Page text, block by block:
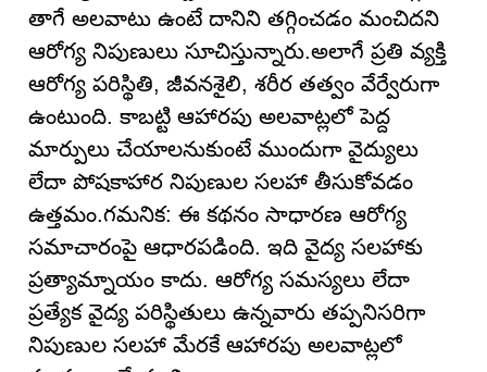
తాగే అలవాటు ఉంటే దానిని తగ్గించడం మంచిదని
ఆరోగ్య నిపుణులు సూచిస్తున్నారు.అలాగే ప్రతి వ్యక్తి
ఆరోగ్య పరిస్థితి, జీవనశైలి, శరీర తత్వం వేర్వేరుగా
ఉంటుంది. కాబట్టి ఆహారపు అలవాట్లలో పెద్ద
మార్పులు చేయాలనుకుంటే ముందుగా వైద్యులు
లేదా పోషకాహార నిపుణుల సలహా తీసుకోవడం
ఉత్తమం.గమనిక: ఈ కథనం సాధారణ ఆరోగ్య
సమాచారంపై ఆధారపడింది. ఇది వైద్య సలహాకు
ప్రత్యామ్నాయం కాదు. ఆరోగ్య సమస్యలు లేదా
ప్రత్యేక వైద్య పరిస్థితులు ఉన్నవారు తప్పనిసరిగా
నిపుణుల సలహా మేరకే ఆహారపు అలవాట్లలో